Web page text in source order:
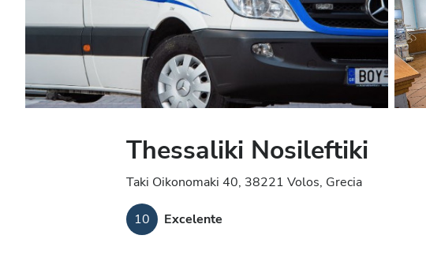
Thessaliki Nosileftiki
Taki Oikonomaki 40, 38221 Volos, Grecia
10 Excelente